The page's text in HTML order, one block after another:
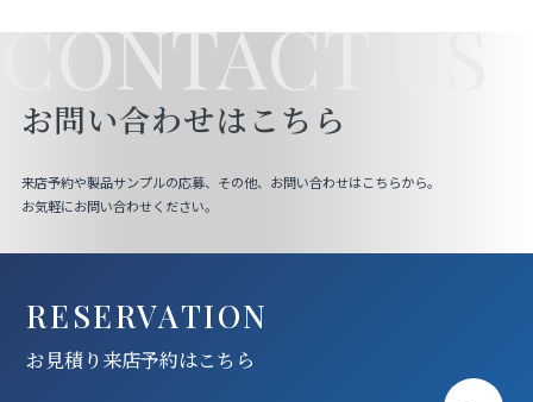
CONTACT US
お問い合わせはこちら
来店予約や製品サンプルの応募、その他、お問い合わせはこちらから。
お気軽にお問い合わせください。
RESERVATION
お見積り来店予約はこちら